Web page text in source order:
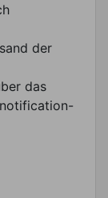
der
das